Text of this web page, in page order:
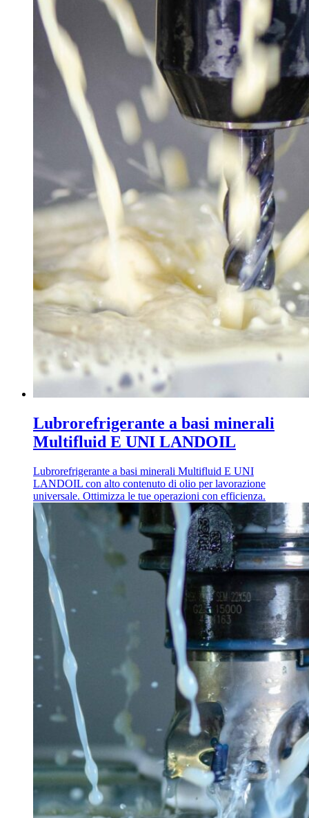
Lubrorefrigerante a basi minerali
Multifluid E UNI LANDOIL
Lubrorefrigerante a basi minerali Multifluid E UNI
LANDOIL con alto contenuto di olio per lavorazione
universale. Ottimizza le tue operazioni con efficienza.